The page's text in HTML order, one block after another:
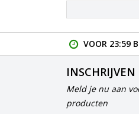
VOOR 23:59
Meld je nu aan
producten